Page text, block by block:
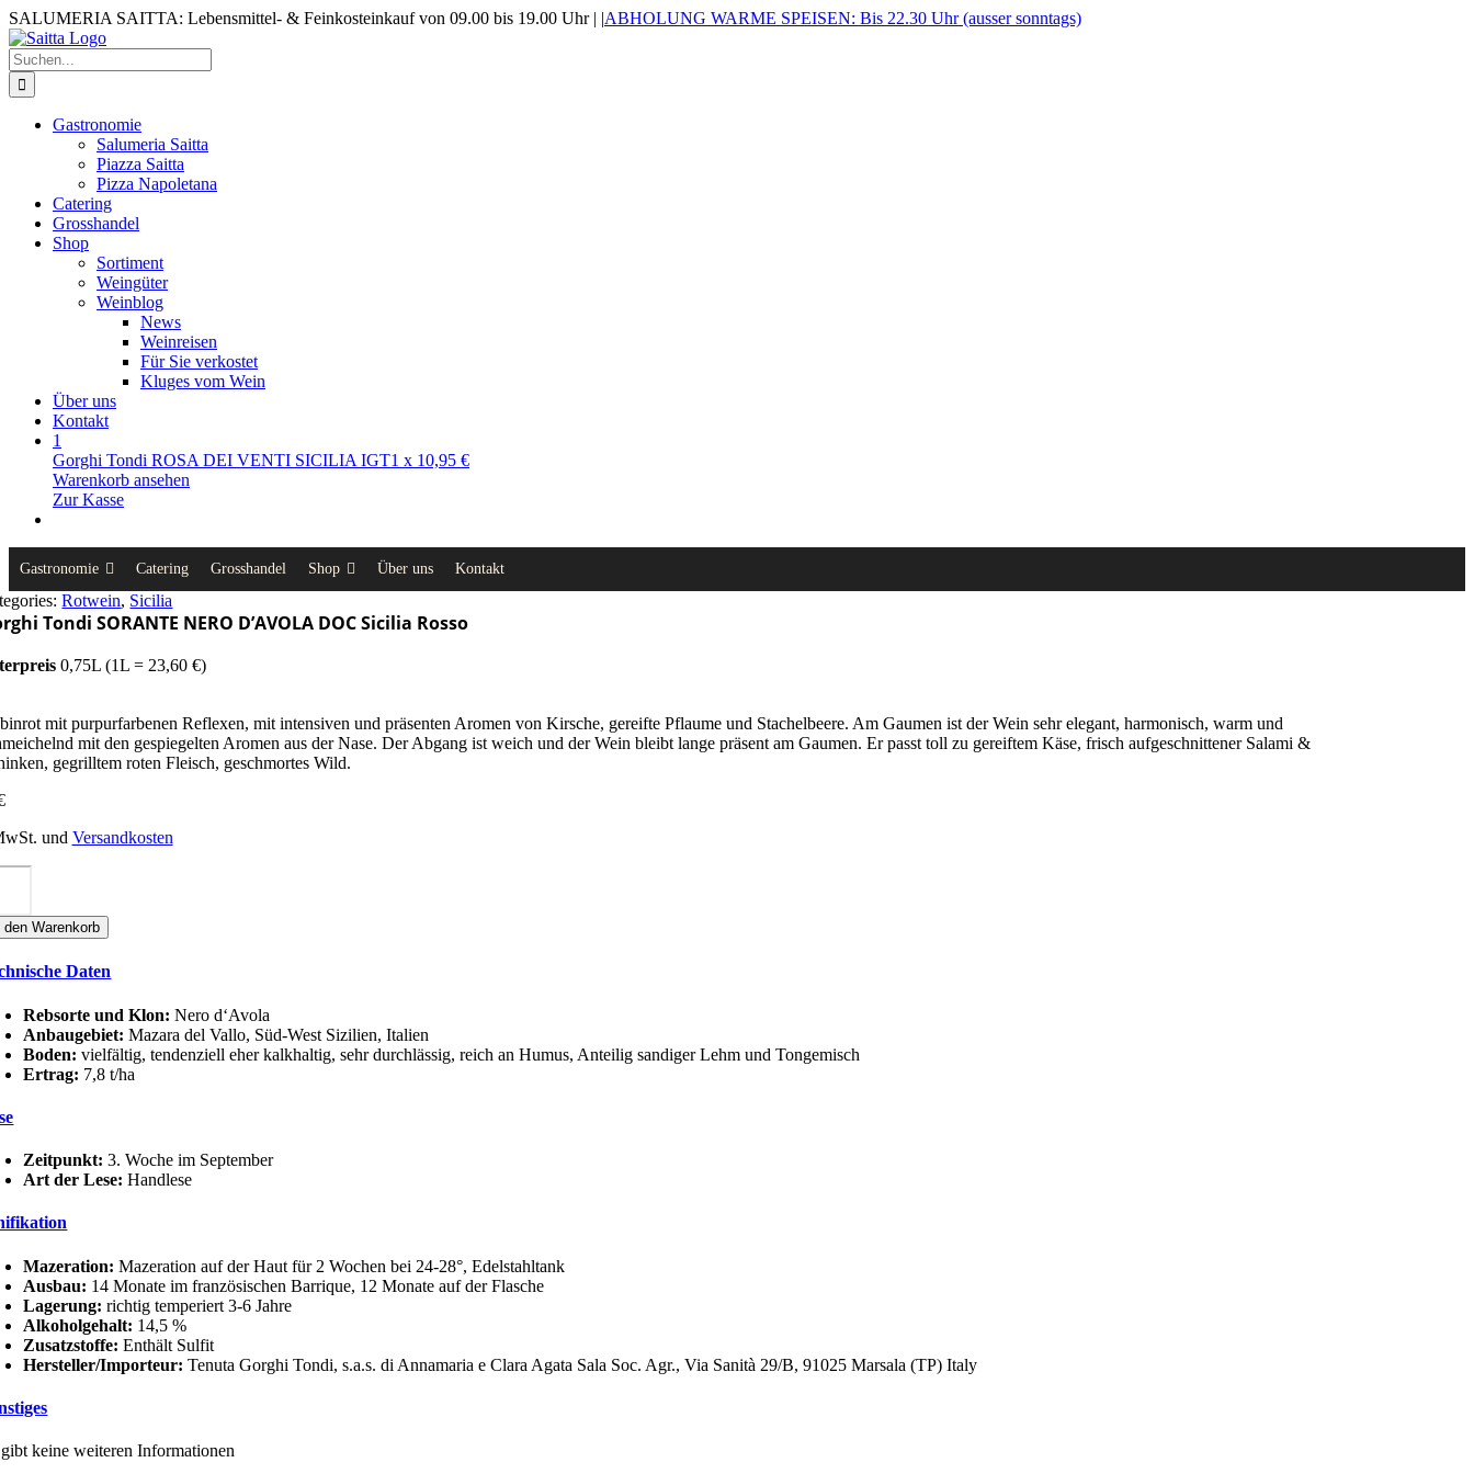
Zum
Inhalt
springen
SALUMERIA SAITTA: Lebensmittel- & Feinkosteinkauf von 09.00 bis 19.00 Uhr | |ABHOLUNG WARME SPEISEN: Bis 22.30 Uhr (ausser sonntags)
Suche
nach:
Gastronomie
Salumeria Saitta
Piazza Saitta
Pizza Napoletana
Catering
Grosshandel
Shop
Sortiment
Weingüter
Weinblog
News
Weinreisen
Für Sie verkostet
Kluges vom Wein
Über uns
Kontakt
1
Gorghi Tondi ROSA DEI VENTI SICILIA IGT1 x 10,95 €
Warenkorb ansehen
Zur Kasse
Gastronomie Catering Grosshandel Shop Über uns Kontakt
Rotwein, Sicilia
Tondi SORANTE NERO D’AVOLA DOC Sicilia Rosso
0,75L (1L = 23,60 €)
mit purpurfarbenen Reflexen, mit intensiven und präsenten Aromen von Kirsche, gereifte Pflaume und Stachelbeere. Am Gaumen ist der Wein sehr elegant, harmonisch, warm und
mit den gespiegelten Aromen aus der Nase. Der Abgang ist weich und der Wein bleibt lange präsent am Gaumen. Er passt toll zu gereiftem Käse, frisch aufgeschnittener Salami &
gegrilltem roten Fleisch, geschmortes Wild.
und Versandkosten
den Warenkorb
Daten
Rebsorte und Klon: Nero d‘Avola
Anbaugebiet: Mazara del Vallo, Süd-West Sizilien, Italien
Boden:vielfältig, tendenziell eher kalkhaltig, sehr durchlässig, reich an Humus, Anteilig sandiger Lehm und Tongemisch
Ertrag: 7,8 t/ha
Zeitpunkt:3. Woche im September
Art der Lese:Handlese
Mazeration:Mazeration auf der Haut für 2 Wochen bei 24-28°, Edelstahltank
Ausbau: 14 Monate im französischen Barrique, 12 Monate auf der Flasche
Lagerung: richtig temperiert 3-6 Jahre
Alkoholgehalt: 14,5 %
Zusatzstoffe:Enthält Sulfit
Hersteller/Importeur: Tenuta Gorghi Tondi, s.a.s. di Annamaria e Clara Agata Sala Soc. Agr., Via Sanità 29/B, 91025 Marsala (TP) Italy
keine weiteren Informationen